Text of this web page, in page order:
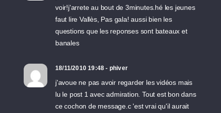
voir!j'arrete au bout de 3minutes.hé les jeunes
faut lire Vallès, Pas gala! aussi bien les
questions que les reponses sont bateaux et
banales
18/11/2010 19:48 - phiver
j'avoue ne pas avoir regarder les vidéos mais
lu le post 1 avec admiration. Tout est bon dans
ce cochon de message.c 'est vrai qu'il aurait